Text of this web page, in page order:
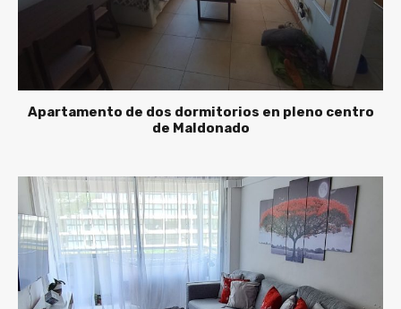
Apartamento de dos dormitorios en pleno centro
de Maldonado